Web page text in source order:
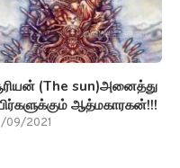
(The sun)அனைத்து
ஆத்மகாரகன்!!!
09/2021